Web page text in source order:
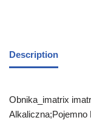
Description
Obnika_imatrix
Alkaliczna;Pojemno